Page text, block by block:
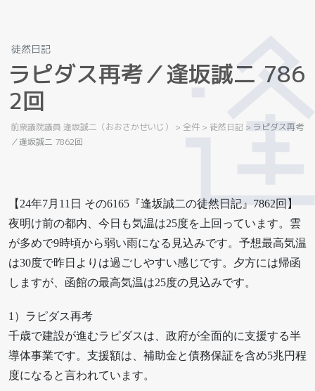
徒然日記
ラピダス再考／逢坂誠二 786
2回
前衆議院議員 逢坂誠二（おおさかせいじ） > 全件 > 徒然日記 > ラピダス再考
／逢坂誠二 7862回
【24年7月11日 その6165『逢坂誠二の徒然日記』7862回】
夜明け前の都内、今日も気温は25度を上回っています。雲
が多めで9時頃から弱い雨になる見込みです。予想最高気温
は30度で昨日よりは過ごしやすい感じです。夕方には帰函
しますが、函館の最高気温は25度の見込みです。
1）ラピダス再考
千歳で建設が進むラピダスは、政府が全面的に支援する半
導体事業です。支援額は、補助金と債務保証を含め5兆円程
度になると言われています。